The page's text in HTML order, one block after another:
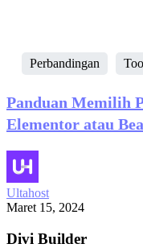
Perbandingan
Panduan Memilih
Elementor atau
Ultahost
Maret 15, 2024
Divi Builder